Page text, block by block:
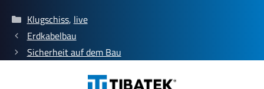
Categories
Klugschiss, live
Erdkabelbau
Sicherheit auf dem Bau